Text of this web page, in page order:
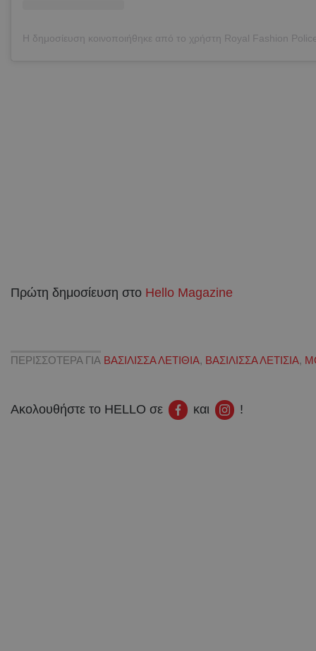
Πρώτη δημοσίευση στο Hello Magazine
ΠΕΡΙΣΣΟΤΕΡΑ ΓΙΑ ΒΑΣΙΛΙΣΣΑ ΛΕΤΙΘΙΑ, ΒΑΣΙΛΙΣΣΑ ΛΕΤΙΣΙΑ,
Ακολουθήστε το HELLO σε και !